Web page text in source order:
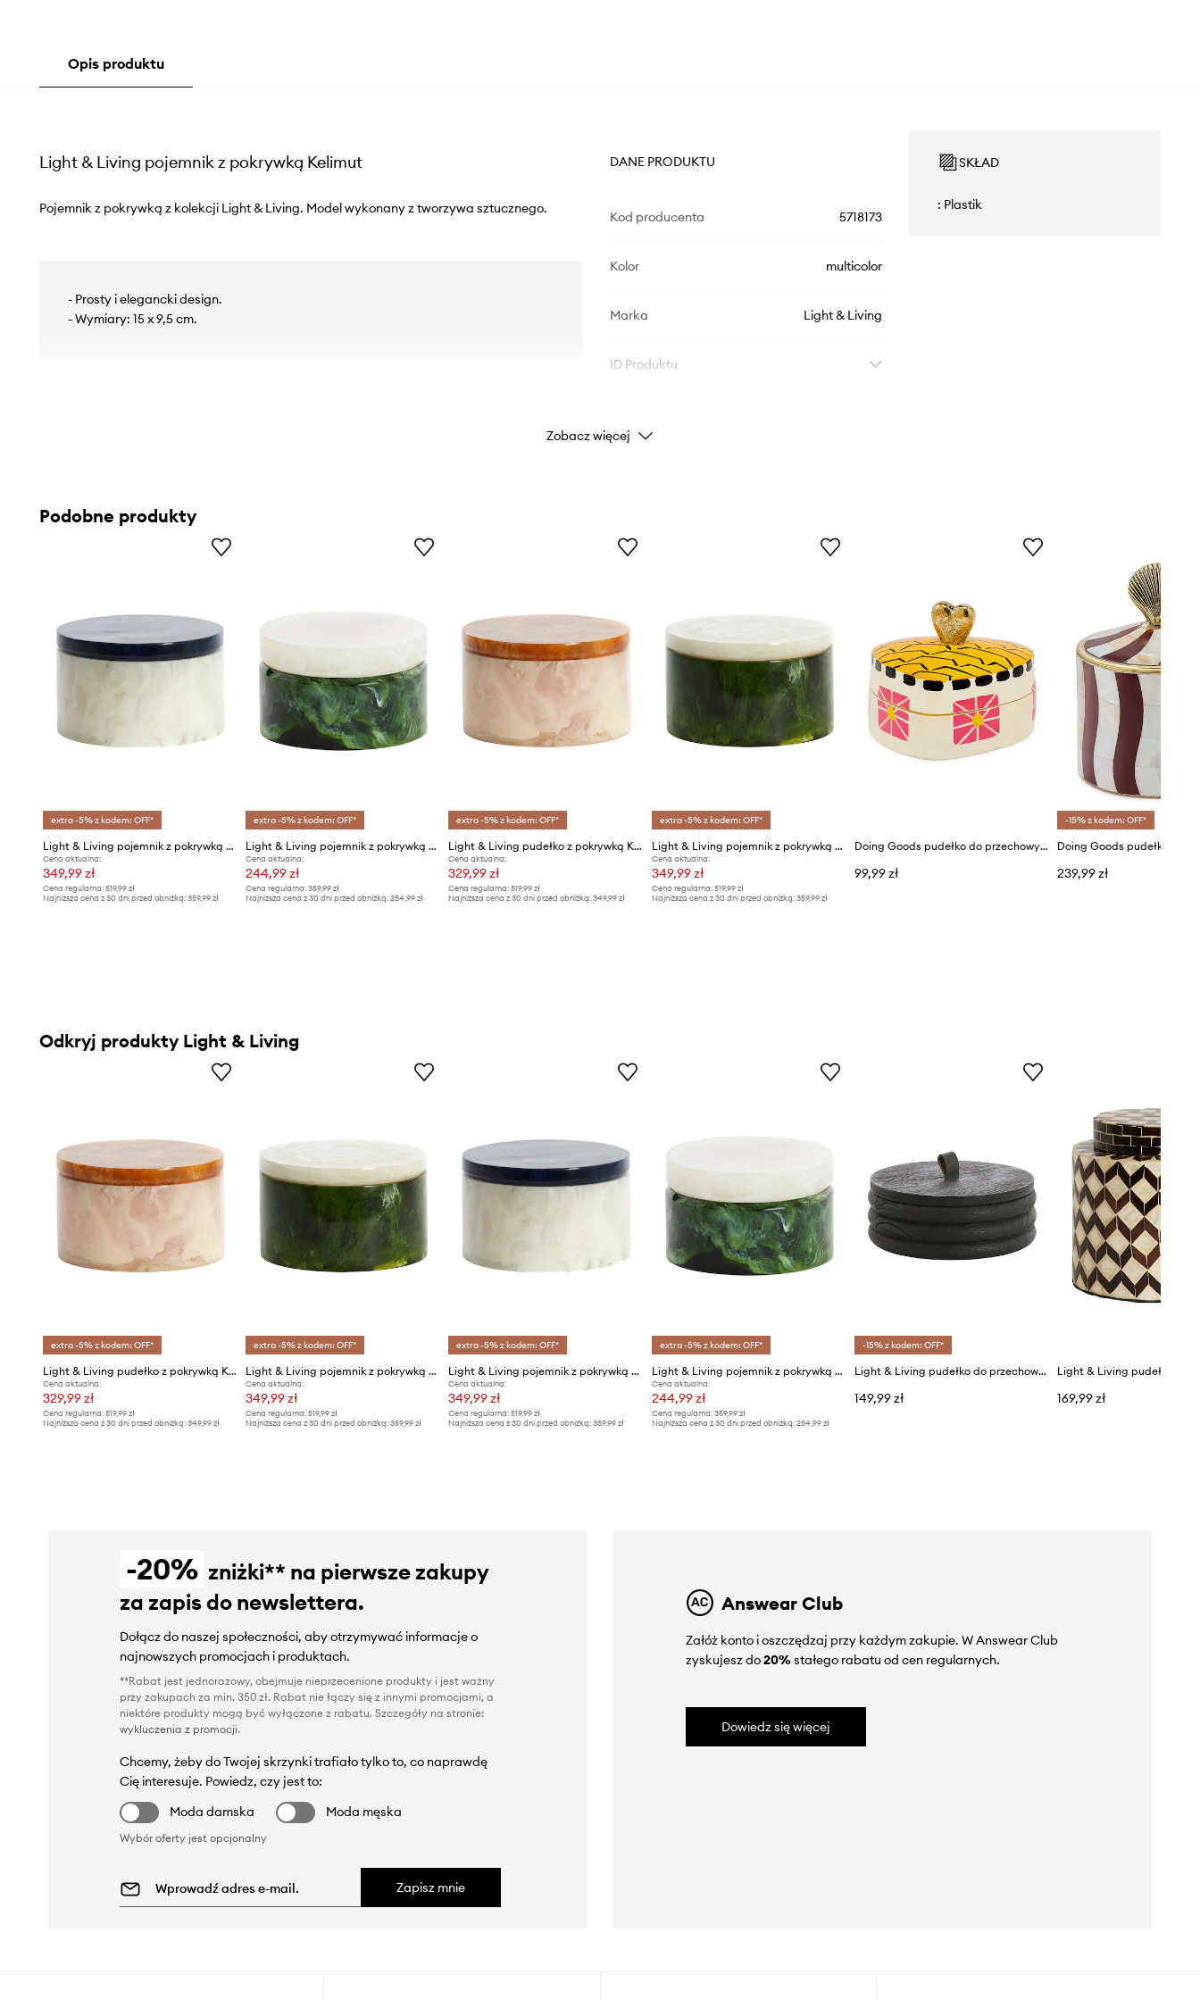
Opis produktu
Light & Living pojemnik z pokrywką Kelimut
Pojemnik z pokrywką z kolekcji Light & Living. Model wykonany z tworzywa sztucznego.
- Prosty i elegancki design.
- Wymiary: 15 x 9,5 cm.
DANE PRODUKTU
Kod producenta 5718173
Kolor multicolor
Marka Light & Living
ID Produktu
SKŁAD
: Plastik
Zobacz więcej
Podobne produkty
extra -5% z kodem: OFF*
Light & Living pojemnik z pokrywką Kelimut
Cena aktualna:
349,99 zł
Cena regularna: 519,99 zł
Najniższa cena z 30 dni przed obniżką: 359,99 zł
extra -5% z kodem: OFF*
Light & Living pojemnik z pokrywką Kelimut
Cena aktualna:
244,99 zł
Cena regularna:359,99 zł
Najniższa cena z 30 dni przed obniżką:254,99 zł
extra -5% z kodem: OFF*
Light & Living pudełko z pokrywką Kelimut
Cena aktualna:
329,99 zł
Cena regularna: 519,99 zł
Najniższa cena z 30 dni przed obniżką: 349,99 zł
extra -5% z kodem: OFF*
Light & Living pojemnik z pokrywką Kelimut
Cena aktualna:
349,99 zł
Cena regularna: 519,99 zł
Najniższa cena z 30 dni przed obniżką: 359,99 zł
Doing Goods pudełko do przechowywania 8 x 8 x 3,5 cm
99,99 zł
-15% z kodem: OFF*
239,99 zł
Odkryj produkty Light & Living
extra -5% z kodem: OFF*
Light & Living pudełko z pokrywką Kelimut
Cena aktualna:
329,99 zł
Cena regularna: 519,99 zł
Najniższa cena z 30 dni przed obniżką: 349,99 zł
extra -5% z kodem: OFF*
Light & Living pojemnik z pokrywką Kelimut
Cena aktualna:
349,99 zł
Cena regularna:519,99 zł
Najniższa cena z 30 dni przed obniżką:359,99 zł
extra -5% z kodem: OFF*
Light & Living pojemnik z pokrywką Kelimut
Cena aktualna:
349,99 zł
Cena regularna: 519,99 zł
Najniższa cena z 30 dni przed obniżką: 359,99 zł
extra -5% z kodem: OFF*
Light & Living pojemnik z pokrywką Kelimut
Cena aktualna:
244,99 zł
Cena regularna: 359,99 zł
Najniższa cena z 30 dni przed obniżką: 254,99 zł
-15% z kodem: OFF*
Light & Living pudełko do przechowywania drewniane 19 x 7 cm
149,99 zł 169,99 zł
-20% zniżki** na pierwsze zakupy
za zapis do newslettera.
Dołącz do naszej społeczności, aby otrzymywać informacje o
najnowszych promocjach i produktach.
**Rabat jest jednorazowy, obejmuje nieprzecenione produkty i jest ważny
przy zakupach za min. 350 zł. Rabat nie łączy się z innymi promocjami, a
niektóre produkty mogą być wyłączone z rabatu. Szczegóły na stronie:
wykluczenia z promocji.
Chcemy, żeby do Twojej skrzynki trafiało tylko to, co naprawdę
Cię interesuje. Powiedz, czy jest to:
Moda damska
Moda męska
Wybór oferty jest opcjonalny
Zapisz mnie
Answear Club
Załóż konto i oszczędzaj przy każdym zakupie. W Answear Club
zyskujesz do20%stałego rabatu od cen regularnych.
Dowiedz się więcej